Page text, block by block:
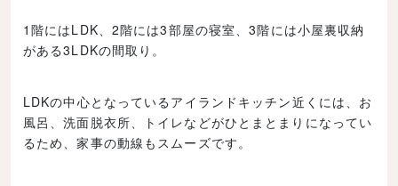
1階にはLDK、2階には3部屋の寝室、3階には小屋裏収納
がある3LDKの間取り。
LDKの中心となっているアイランドキッチン近くには、お
風呂、洗面脱衣所、トイレなどがひとまとまりになってい
るため、家事の動線もスムーズです。